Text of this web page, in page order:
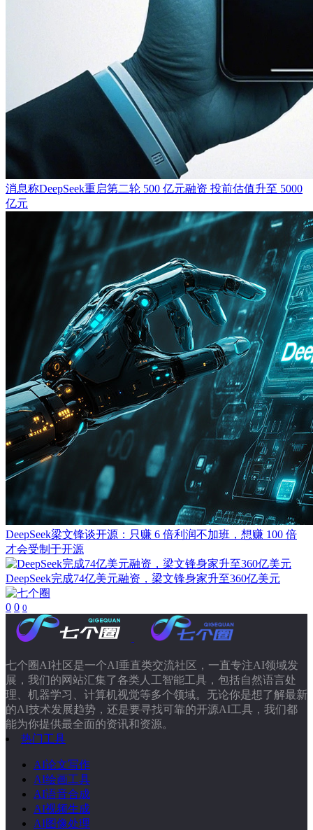
消息称DeepSeek重启第二轮 500 亿元融资 投前估值升至 5000
亿元
DeepSeek梁文锋谈开源：只赚 6 倍利润不加班，想赚 100 倍
才会受制于开源
DeepSeek完成74亿美元融资，梁文锋身家升至360亿美元
0 0 0
七个圈AI社区是一个AI垂直类交流社区，一直专注AI领域发
展，我们的网站汇集了各类人工智能工具，包括自然语言处
理、机器学习、计算机视觉等多个领域。无论你是想了解最新
的AI技术发展趋势，还是要寻找可靠的开源AI工具，我们都
能为你提供最全面的资讯和资源。
热门工具
AI论文写作
AI绘画工具
AI语音合成
AI视频生成
AI图像处理